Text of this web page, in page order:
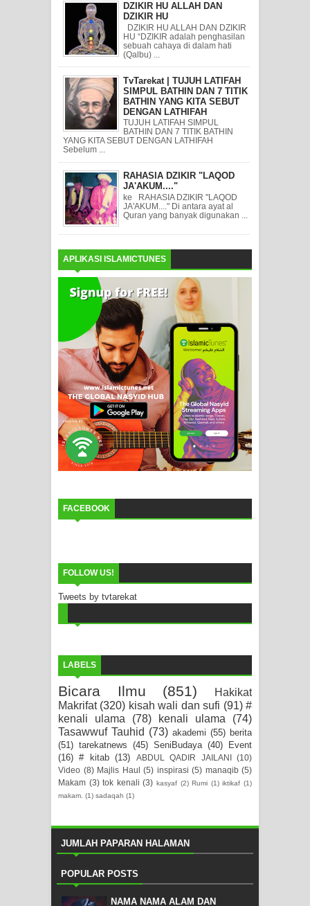
DZIKIR HU ALLAH DAN
DZIKIR HU
DZIKIR HU ALLAH DAN DZIKIR
HU “DZIKIR adalah penghasilan
sebuah cahaya di dalam hati
(Qalbu) ...
TvTarekat | TUJUH LATIFAH
SIMPUL BATHIN DAN 7 TITIK
BATHIN YANG KITA SEBUT
DENGAN LATHIFAH
TUJUH LATIFAH SIMPUL
BATHIN DAN 7 TITIK BATHIN
YANG KITA SEBUT DENGAN LATHIFAH
Sebelum ...
RAHASIA DZIKIR "LAQOD
JA'AKUM...."
ke RAHASIA DZIKIR "LAQOD
JA'AKUM...." Di antara ayat al
Quran yang banyak digunakan ...
APLIKASI ISLAMICTUNES
FACEBOOK
FOLLOW US!
Tweets by tvtarekat
LABELS
Bicara Ilmu (851)
Hakikat
Makrifat (320) kisah wali dan sufi (91) #
kenali ulama
(78) kenali ulama
(74)
Tasawwuf Tauhid (73) akademi (55) berita
(51) tarekatnews (45) SeniBudaya (40)
Event
(16) # kitab (13) ABDUL QADIR JAILANI
(10)
Video (8) Majlis Haul (5) inspirasi (5) manaqib (5)
Makam (3) tok kenali (3) kasyaf (2) Rumi (1) iktikaf (1)
makam. (1) sadaqah (1)
JUMLAH PAPARAN HALAMAN
POPULAR POSTS
NAMA NAMA ALAM DAN